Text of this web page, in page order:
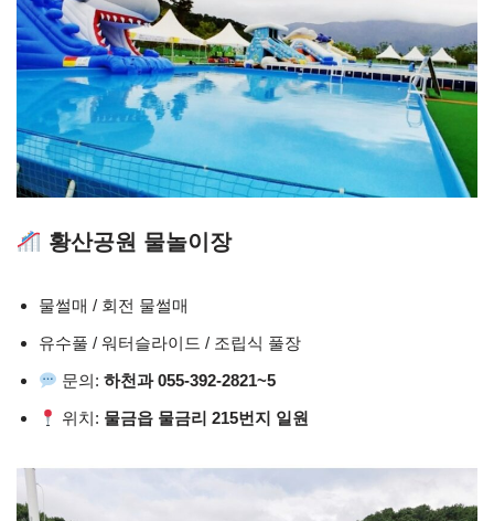
황산공원 물놀이장
물썰매 / 회전 물썰매
유수풀 / 워터슬라이드 / 조립식 풀장
문의:하천과 055-392-2821~5
위치: 물금읍 물금리 215번지 일원